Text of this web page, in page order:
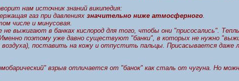
нам источник знаний википедия:
газ при давлениях значительно ниже атмосферного.
числе и минусовая.
выжигают в банках кислород для того, чтобы они "присосались".
поэтому уже давно существуют "банки", в которых не нужно
поставить на кожу и отпустить пальцы. Присасывается даже
взрыв отличается от "банок" как сталь от чугуна. Но